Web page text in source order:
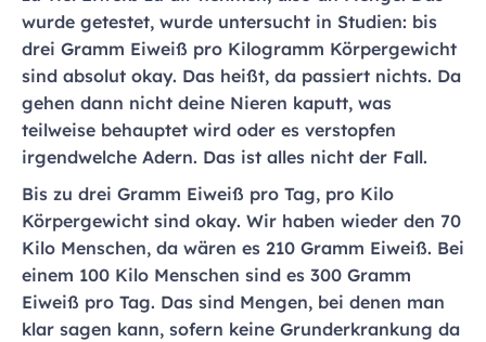
wurde getestet, wurde untersucht in Studien: bis
drei Gramm Eiweiß pro Kilogramm Körpergewicht
sind absolut okay. Das heißt, da passiert nichts. Da
gehen dann nicht deine Nieren kaputt, was
teilweise behauptet wird oder es verstopfen
irgendwelche Adern. Das ist alles nicht der Fall.
Bis zu drei Gramm Eiweiß pro Tag, pro Kilo
Körpergewicht sind okay. Wir haben wieder den 70
Kilo Menschen, da wären es 210 Gramm Eiweiß. Bei
einem 100 Kilo Menschen sind es 300 Gramm
Eiweiß pro Tag. Das sind Mengen, bei denen man
klar sagen kann, sofern keine Grunderkrankung da